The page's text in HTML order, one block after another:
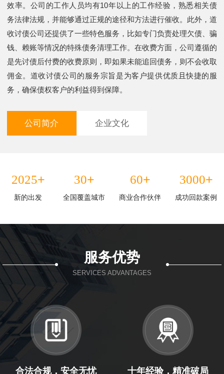
效率。公司的工作人员均有10年以上的工作经验，熟悉相关债
务法律法规，并能够通过正规的途径和方法进行催收。此外，道
收讨债公司还提供了一些特色服务，比如专门负责处理欠债、骗
钱、赖账等情况的特殊债务清理工作。在收费方面，公司遵循的
是先讨债后付费的收费原则，即如果未能追回债务，则不会收取
佣金。道收讨债公司的服务宗旨是为客户提供优质且快捷的服
务，确保债权客户的利益得到保障。
公司简介 企业文化
2025+
新的出发
30+
全国覆盖城市
60+
商业合作伙伴
3000+
成功回款案例
服务优势
SERVICES ADVANTAGES
合法合规，安全无忧 十年经验，精准破局